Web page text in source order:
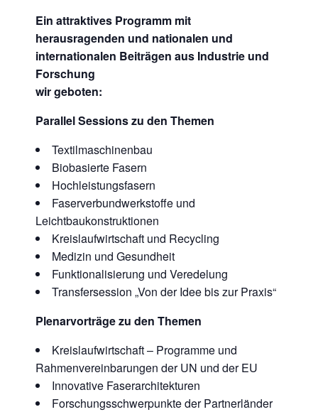
Ein attraktives Programm mit
herausragenden und nationalen und
internationalen Beiträgen aus Industrie und
Forschung
wir geboten:
Parallel Sessions zu den Themen
Textilmaschinenbau
Biobasierte Fasern
Hochleistungsfasern
Faserverbundwerkstoffe und
Leichtbaukonstruktionen
Kreislaufwirtschaft und Recycling
Medizin und Gesundheit
Funktionalisierung und Veredelung
Transfersession „Von der Idee bis zur Praxis“
Plenarvorträge zu den Themen
Kreislaufwirtschaft – Programme und
Rahmenvereinbarungen der UN und der EU
Innovative Faserarchitekturen
Forschungsschwerpunkte der Partnerländer